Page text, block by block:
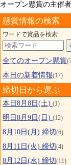
オープン懸賞の主催
懸賞情報の検索
ワードで賞品を検索
全てのオープン懸賞
本日の新着情報(17)
締切日から選ぶ
本日8月8日(土) (1)
明日8月9日(日) (12)
8月10日(月) 締切(6)
8月11日(火) 締切(4)
8月12日(水) 締切(11)